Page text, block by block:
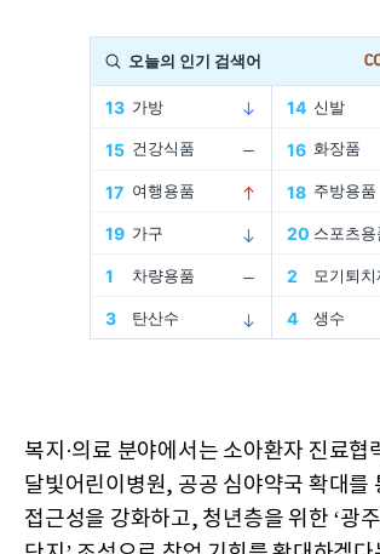
복지·의료 분야에서는 소아환자 진료협
달빛어린이병원, 공공 심야약국 확대를
접근성을 강화하고, 청년층을 위한 ‘광